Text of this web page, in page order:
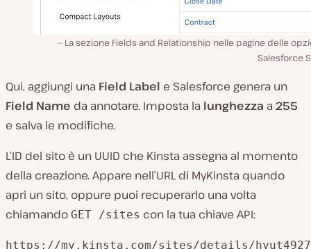
La sezione Fields and Relationship nelle pagine delle
Salesforce
Qui, aggiungi una Field Label e Salesforce genera un
Field Name da annotare. Imposta la lunghezza a 255
e salva le modifiche.
L’ID del sito è un UUID che Kinsta assegna al momento
della creazione. Appare nell’URL di MyKinsta quando
apri un sito, oppure puoi recuperarlo una volta
chiamando GET /sites con la tua chiave API: